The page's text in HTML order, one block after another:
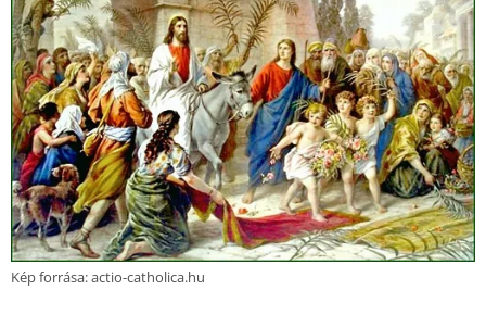
Kép forrása: actio-catholica.hu